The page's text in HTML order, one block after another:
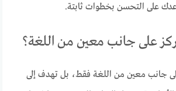
على التحسن بخطوات ثابتة.
على جانب معين من اللغة؟
على جانب معين من اللغة فقط، بل تهدف إلى